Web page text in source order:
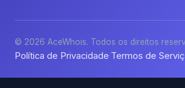
© 2026 AceWhois. Todos os direitos
Política de Privacidade·Termos de